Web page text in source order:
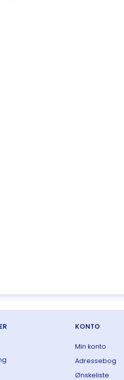
KONTO
Min konto
Adressebog
Ønskeliste